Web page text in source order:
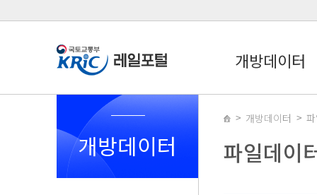
개방데이터
개방데이터
개방데이터
파일데이